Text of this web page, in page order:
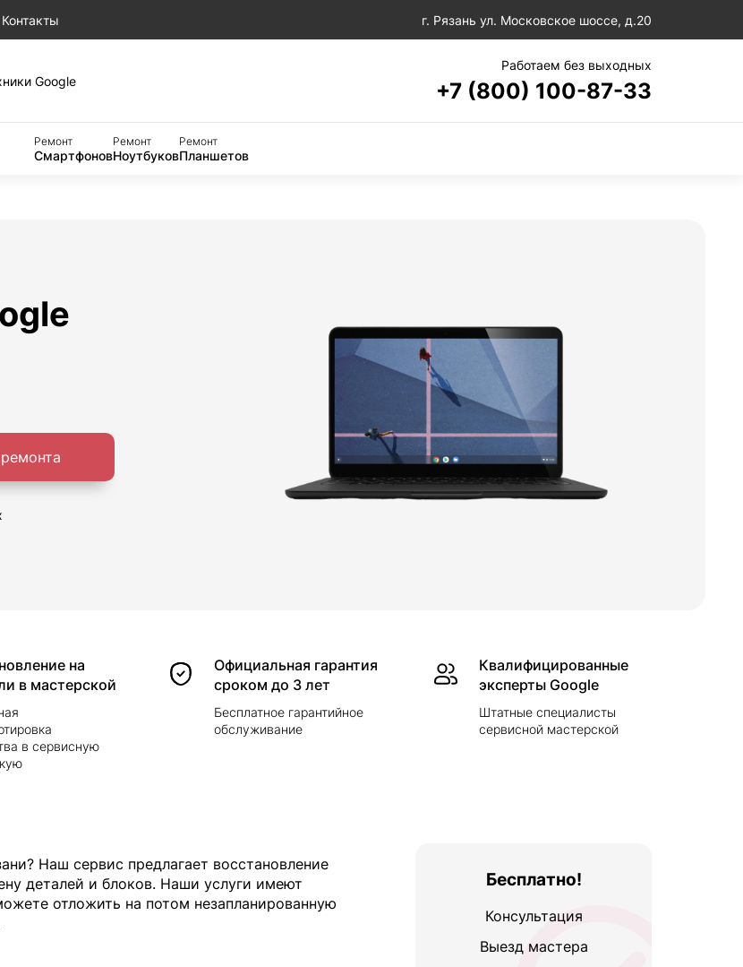
Контакты г. Рязань ул. Московское шоссе, д.20
Google
Работаем без выходных
+7 (800) 100-87-33
Ремонт
Смартфонов
Ремонт
Ноутбуков
Ремонт
Планшетов
на
в мастерской
в сервисную
Официальная гарантия
сроком до 3 лет
Бесплатное гарантийное
обслуживание
Квалифицированные
эксперты Google
Штатные специалисты
сервисной мастерской
Наш сервис предлагает восстановление
деталей и блоков. Наши услуги имеют
отложить на потом незапланированную
Бесплатно!
Консультация
Выезд мастера